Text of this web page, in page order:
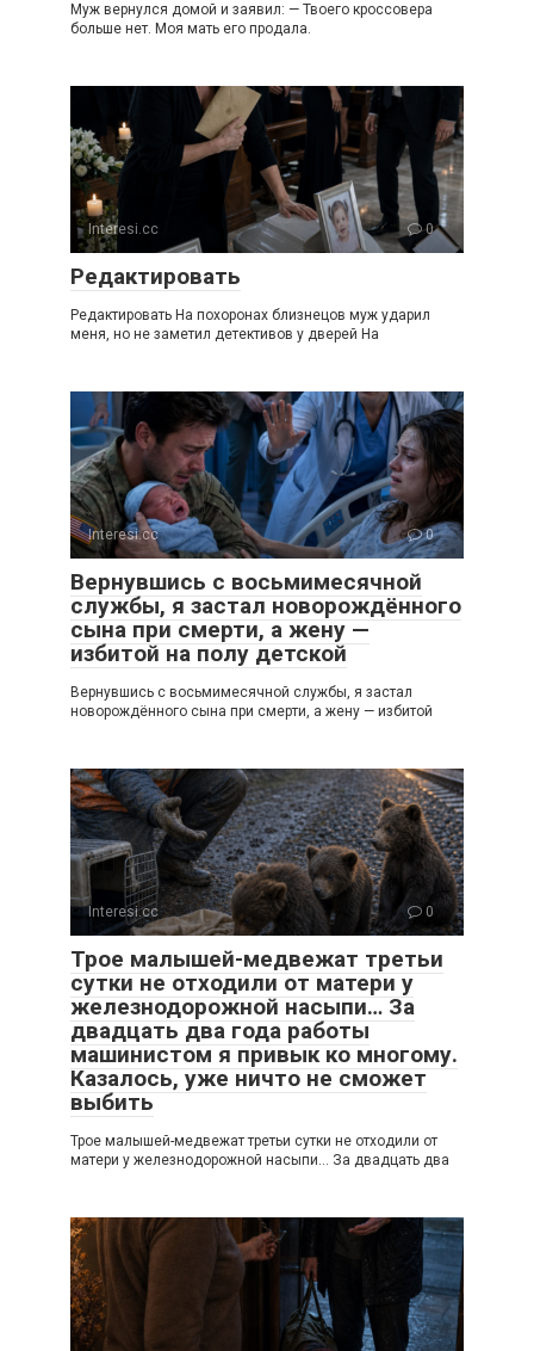
Муж вернулся домой и заявил: — Твоего кроссовера
больше нет. Моя мать его продала.
Interesi.cc 0
Редактировать
Редактировать На похоронах близнецов муж ударил
меня, но не заметил детективов у дверей На
Interesi.cc 0
Вернувшись с восьмимесячной
службы, я застал новорождённого
сына при смерти, а жену —
избитой на полу детской
Вернувшись с восьмимесячной службы, я застал
новорождённого сына при смерти, а жену — избитой
Interesi.cc 0
Трое малышей-медвежат третьи
сутки не отходили от матери у
железнодорожной насыпи… За
двадцать два года работы
машинистом я привык ко многому.
Казалось, уже ничто не сможет
выбить
Трое малышей-медвежат третьи сутки не отходили от
матери у железнодорожной насыпи… За двадцать два